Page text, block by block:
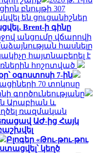
բնույթի 307
են ցուցանիշներ
Brent-ի գինը
անցումը վճարովի
հասնելը
հայտնաբերել է
հոշոտված
օգոստոսի 7-ին
70 տոկոսը
գործունեությանը
Արաբիան և
ռազմական
ԱԺ-ից Հայկ
Բլոգեր «Թու-թու-թու
կեղծ